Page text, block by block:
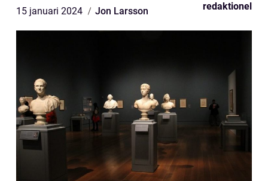
15 januari 2024 Jon Larsson redaktionel